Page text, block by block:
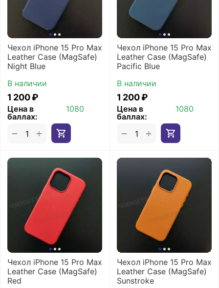
Чехол iPhone 15 Pro Max
Leather Case (MagSafe)
Night Blue
В наличии
1 200₽
Цена в
баллах:
1080
+
−
Чехол iPhone 15 Pro Max
Leather Case (MagSafe)
Pacific Blue
В наличии
1 200₽
Цена в
баллах:
1080
+
−
Чехол iPhone 15 Pro Max
Leather Case (MagSafe)
Red
Чехол iPhone 15 Pro Max
Leather Case (MagSafe)
Sunstroke